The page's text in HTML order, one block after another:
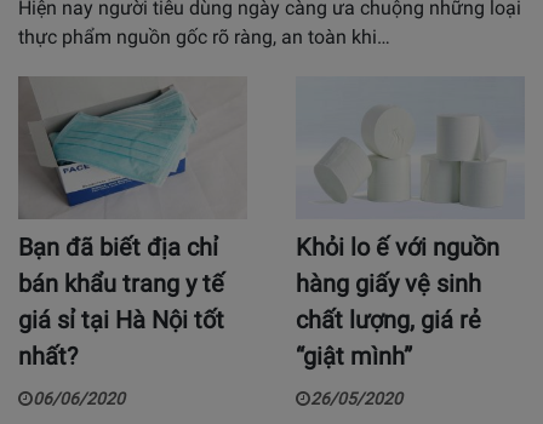
Hiện nay người tiêu dùng ngày càng ưa chuộng những loại
thực phẩm nguồn gốc rõ ràng, an toàn khi…
Bạn đã biết địa chỉ
bán khẩu trang y tế
giá sỉ tại Hà Nội tốt
nhất?
06/06/2020
Khỏi lo ế với nguồn
hàng giấy vệ sinh
chất lượng, giá rẻ
“giật mình”
26/05/2020